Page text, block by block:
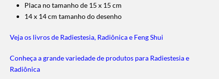
Placa no tamanho de 15 x 15 cm
14 x 14 cm tamanho do desenho
Veja os livros de Radiestesia, Radiônica e Feng Shui
Conheça a grande variedade de produtos para Radiestesia e
Radiônica